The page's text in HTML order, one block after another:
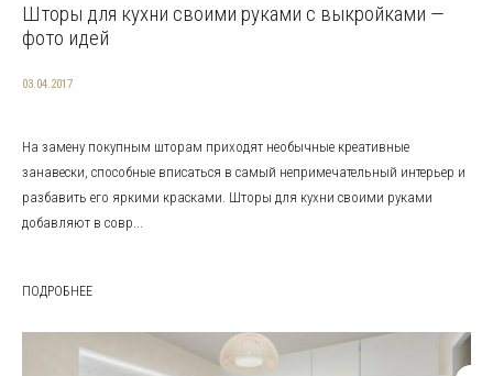
Шторы для кухни своими руками с выкройками —
фото идей
03.04.2017
На замену покупным шторам приходят необычные креативные
занавески, способные вписаться в самый непримечательный интерьер и
разбавить его яркими красками. Шторы для кухни своими руками
добавляют в совр...
ПОДРОБНЕЕ